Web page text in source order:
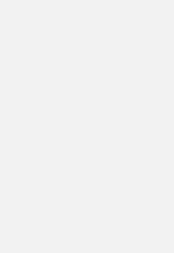
irritação),
da luz.
o uso.
antes da